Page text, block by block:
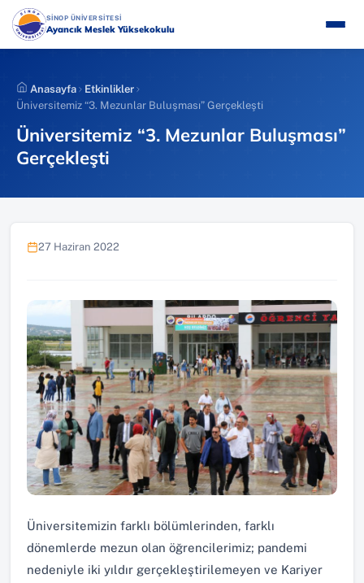
İçeriğe
atla
SİNOP ÜNİVERSİTESİ(YENI SEKMEDE AÇILIR)
Ayancık Meslek Yüksekokulu
Anasayfa
Etkinlikler
Üniversitemiz “3. Mezunlar Buluşması” Gerçekleşti
Üniversitemiz “3. Mezunlar Buluşması”
Gerçekleşti
27 Haziran 2022
Üniversitemizin farklı bölümlerinden, farklı
dönemlerde mezun olan öğrencilerimiz; pandemi
nedeniyle iki yıldır gerçekleştirilemeyen ve Kariyer